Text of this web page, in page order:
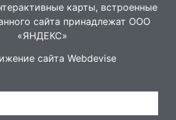
карты, встроенные
сайта принадлежат ООО
«ЯНДЕКС»
сайта Webdevise